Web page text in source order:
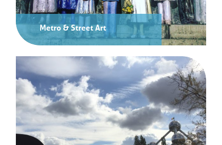
Metro & Street Art